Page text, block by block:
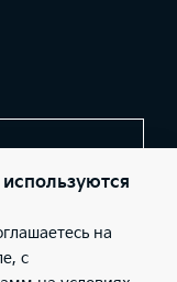
Центр Групп»
шоссе, д. 8;
ОГРН:
на
с